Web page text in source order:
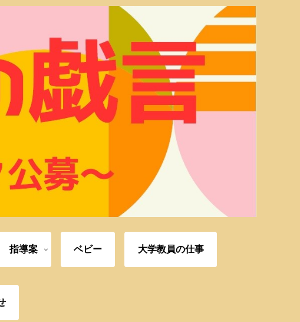
指導案 ベビー 大学教員の仕事